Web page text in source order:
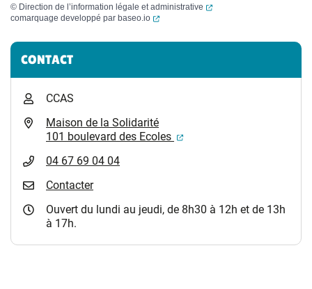
© Direction de l’information légale et administrative
(ouverture dans un
comarquage developpé par baseo.io (ouverture dans un nouvel onglet)
Informations complémentaires
CONTACT
CCAS
Maison de la Solidarité
101 boulevard des Ecoles
(ouverture dans un
04 67 69 04 04
Contacter
Ouvert du lundi au jeudi, de 8h30 à 12h et de 13h
à 17h.